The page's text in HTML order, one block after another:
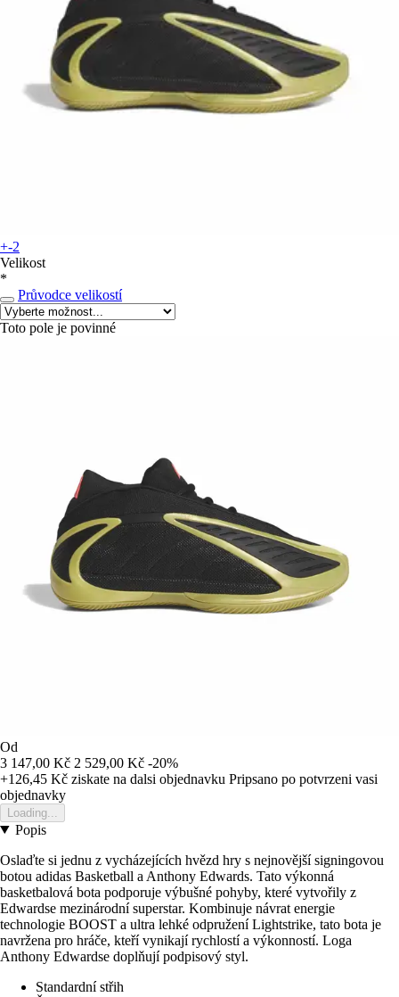
+-2
Velikost
*
Průvodce velikostí
Toto pole je povinné
Od
3 147,00 Kč 2 529,00 Kč -20%
+126,45 Kč ziskate na dalsi objednavku Pripsano po potvrzeni vasi
objednavky
Loading...
Popis
Oslaďte si jednu z vycházejících hvězd hry s nejnovější signingovou
botou adidas Basketball a Anthony Edwards. Tato výkonná
basketbalová bota podporuje výbušné pohyby, které vytvořily z
Edwardse mezinárodní superstar. Kombinuje návrat energie
technologie BOOST a ultra lehké odpružení Lightstrike, tato bota je
navržena pro hráče, kteří vynikají rychlostí a výkonností. Loga
Anthony Edwardse doplňují podpisový styl.
Standardní střih